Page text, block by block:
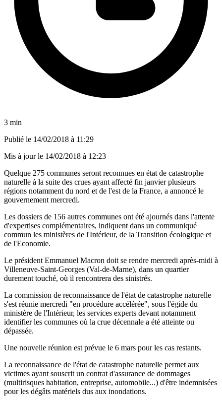
3 min
Publié le 14/02/2018 à 11:29
Mis à jour le 14/02/2018 à 12:23
Quelque 275 communes seront reconnues en état de catastrophe
naturelle à la suite des crues ayant affecté fin janvier plusieurs
régions notamment du nord et de l'est de la France, a annoncé le
gouvernement mercredi.
Les dossiers de 156 autres communes ont été ajournés dans l'attente
d'expertises complémentaires, indiquent dans un communiqué
commun les ministères de l'Intérieur, de la Transition écologique et
de l'Economie.
Le président Emmanuel Macron doit se rendre mercredi après-midi à
Villeneuve-Saint-Georges (Val-de-Marne), dans un quartier
durement touché, où il rencontrera des sinistrés.
La commission de reconnaissance de l'état de catastrophe naturelle
s'est réunie mercredi "en procédure accélérée", sous l'égide du
ministère de l'Intérieur, les services experts devant notamment
identifier les communes où la crue décennale a été atteinte ou
dépassée.
Une nouvelle réunion est prévue le 6 mars pour les cas restants.
La reconnaissance de l'état de catastrophe naturelle permet aux
victimes ayant souscrit un contrat d'assurance de dommages
(multirisques habitation, entreprise, automobile...) d'être indemnisées
pour les dégâts matériels dus aux inondations.